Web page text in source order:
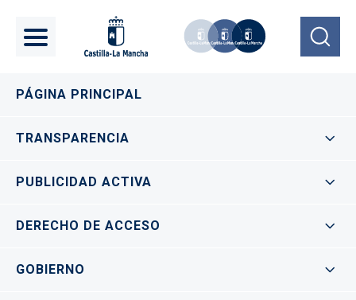
Navegación principal
PÁGINA PRINCIPAL
TRANSPARENCIA
PUBLICIDAD ACTIVA
DERECHO DE ACCESO
GOBIERNO